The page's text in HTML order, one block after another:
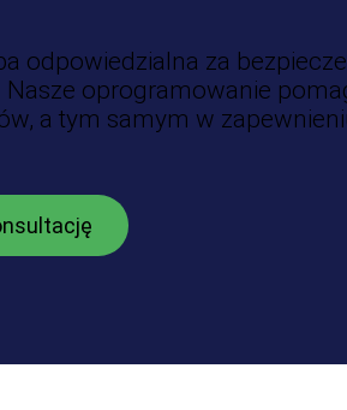
odpowiedzialna za
oprogramowanie
a tym samym w